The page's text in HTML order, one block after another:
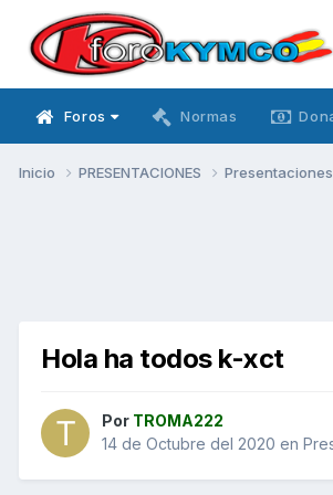
Foros Normas
Inicio PRESENTACIONES
Hola ha todos k-xct
Por TROMA222
14 de Octubre del 2020 en